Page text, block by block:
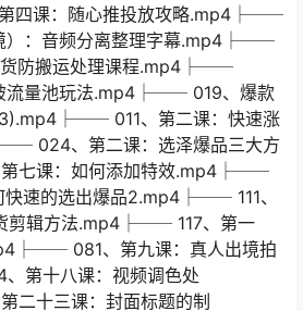
四课：随心推投放攻略.mp4├──
）：音频分离整理字幕.mp4├──
货防搬运处理课程.mp4├──
流量池玩法.mp4├── 019、爆款
011、第二课：快速涨
024、第二课：选泽爆品三大方
七课：如何添加特效.mp4├──
快速的选出爆品2.mp4├── 111、
剪辑方法.mp4├── 117、第一
081、第九课：真人出境拍
十八课：视频调色处
十三课：封面标题的制